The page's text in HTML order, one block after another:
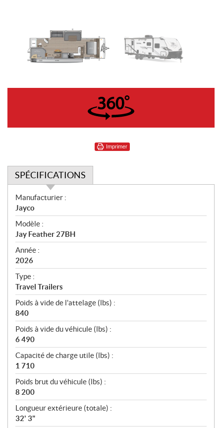
360°
Imprimer
SPÉCIFICATIONS
S
p
é
c
i
f
i
c
a
t
i
o
n
s
Manufacturier :
Jayco
Modèle :
Jay Feather 27BH
Année :
2026
Type :
Travel Trailers
Poids à vide de l'attelage (lbs) :
840
Poids à vide du véhicule (lbs) :
6 490
Capacité de charge utile (lbs) :
1 710
Poids brut du véhicule (lbs) :
8 200
Longueur extérieure (totale) :
32' 3"